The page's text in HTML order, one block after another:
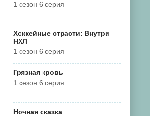
1 сезон 6 серия
Хоккейные страсти: Внутри
НХЛ
1 сезон 6 серия
Грязная кровь
1 сезон 6 серия
Ночная сказка